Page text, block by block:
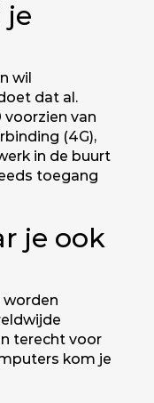
je
wil
dat al.
voorzien van
(4G),
in de buurt
toegang
je ook
worden
terecht voor
kom je